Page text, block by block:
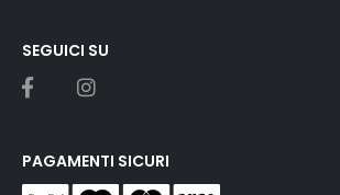
SEGUICI SU
PAGAMENTI SICURI